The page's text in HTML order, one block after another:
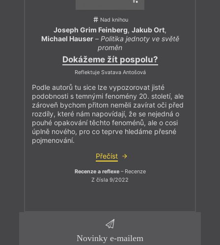
Nad knihou
Joseph Grim Feinberg, Jakub Ort,
Michael Hauser– Politika jednoty ve světě
proměn
Dokážeme žít pospolu?
Reflektuje Svatava Antošová
Podle autorů tu sice lze vypozorovat jisté
podobnosti s temnými fenomény 20. století, ale
zároveň bychom přitom neměli zavírat oči před
rozdíly, které nám napovídají, že se nejedná o
pouhé opakování těchto fenoménů, ale o cosi
úplně nového, pro co teprve hledáme přesné
pojmenování.
Přečíst
Recenze a reflexe– Recenze
Z čísla 9/2022
Novinky e-mailem